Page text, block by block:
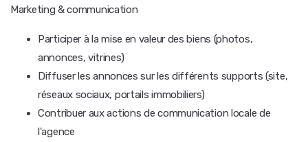
Marketing & communication
Participer à la mise en valeur des biens (photos,
annonces, vitrines)
Diffuser les annonces sur les différents supports (site,
réseaux sociaux, portails immobiliers)
Contribuer aux actions de communication locale de
l'agence